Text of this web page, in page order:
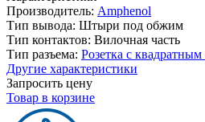
Производитель: Amphenol
Тип вывода: Штыри под обжим
Тип контактов: Вилочная часть
Тип разъема: Розетка с
Другие характеристики
Запросить цену
Товар в корзине